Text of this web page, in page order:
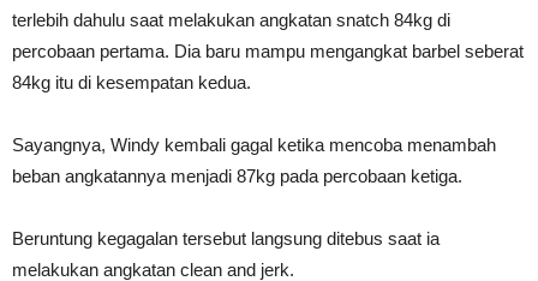
terlebih dahulu saat melakukan angkatan snatch 84kg di
percobaan pertama. Dia baru mampu mengangkat barbel seberat
84kg itu di kesempatan kedua.
Sayangnya, Windy kembali gagal ketika mencoba menambah
beban angkatannya menjadi 87kg pada percobaan ketiga.
Beruntung kegagalan tersebut langsung ditebus saat ia
melakukan angkatan clean and jerk.